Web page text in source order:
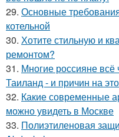
29. Основные
котельной
30. Хотите стильную и
ремонтом?
31. Многие россияне
Таиланд - и причин на
32. Какие современные
можно увидеть в Москве
33. Полиэтиленовая